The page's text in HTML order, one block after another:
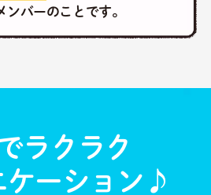
バーのことです。
ラクラク
ケーション♪